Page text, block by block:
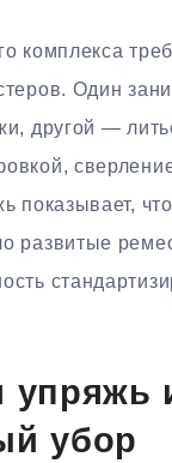
комплекса
Один
другой —
показывает,
развитые
упряжь
убор